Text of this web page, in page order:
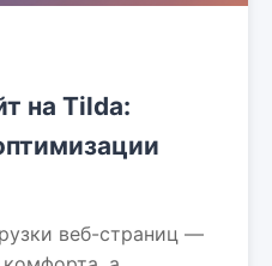
на Tilda:
веб-страниц —